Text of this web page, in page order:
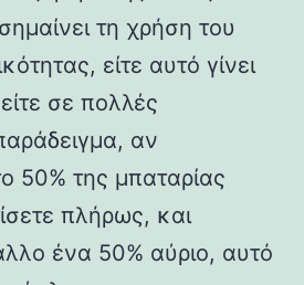
τη χρήση του
είτε αυτό γίνει
σε πολλές
αν
50% της μπαταρίας
πλήρως, και
ένα 50% αύριο, αυτό